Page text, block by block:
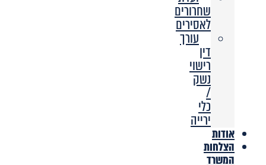
שחרורים
לאסירים
עורך
דין
רישוי
נשק
/
כלי
ירייה
אודות
הצלחות
המשרד